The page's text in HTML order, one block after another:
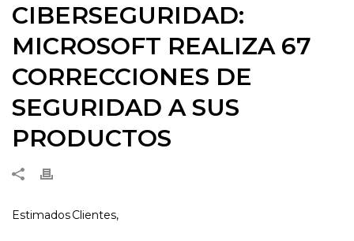
CIBERSEGURIDAD:
MICROSOFT REALIZA 67
CORRECCIONES DE
SEGURIDAD A SUS
PRODUCTOS
Estimados Clientes,